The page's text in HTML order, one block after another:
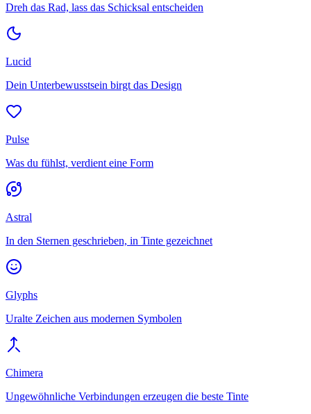
Dreh das Rad, lass das Schicksal entscheiden
Lucid
Dein Unterbewusstsein birgt das Design
Pulse
Was du fühlst, verdient eine Form
Astral
In den Sternen geschrieben, in Tinte gezeichnet
Glyphs
Uralte Zeichen aus modernen Symbolen
Chimera
Ungewöhnliche Verbindungen erzeugen die beste Tinte